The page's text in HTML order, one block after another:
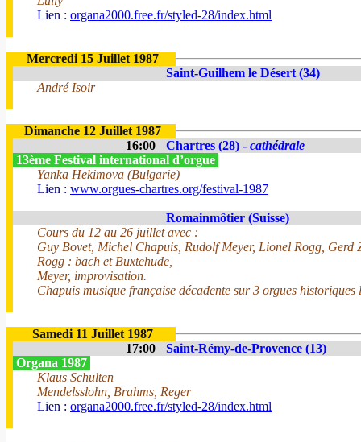
Lien : organa2000.free.fr/styled-28/index.html
Mercredi 15 Juillet 1987
Saint-Guilhem le Désert (34)
André Isoir
Dimanche 12 Juillet 1987
16:00
Chartres (28) - cathédrale
13ème Festival international d’orgue
Yanka Hekimova (Bulgarie)
Lien : www.orgues-chartres.org/festival-1987
Romainmôtier (Suisse)
Cours du 12 au 26 juillet avec :
Guy Bovet, Michel Chapuis, Rudolf Meyer, Lionel Rogg, Gerd
Rogg : bach et Buxtehude,
Meyer, improvisation.
Chapuis musique française décadente sur 3 orgues
Samedi 11 Juillet 1987
17:00
Saint-Rémy-de-Provence (13)
Organa 1987
Klaus Schulten
Mendelsslohn, Brahms, Reger
Lien : organa2000.free.fr/styled-28/index.html